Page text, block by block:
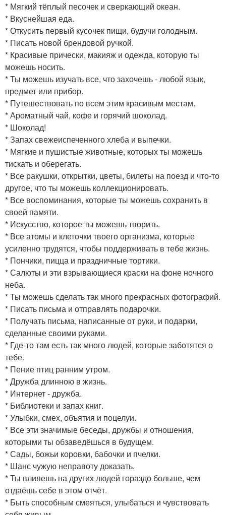
* Мягкий тёплый песочек и сверкающий океан.
* Вкуснейшая еда.
* Откусить первый кусочек пищи, будучи голодным.
* Писать новой брендовой ручкой.
* Красивые прически, макияж и одежда, которую ты
можешь носить.
* Ты можешь изучать все, что захочешь - любой язык,
предмет или прибор.
* Путешествовать по всем этим красивым местам.
* Ароматный чай, кофе и горячий шоколад.
* Шоколад!
* Запах свежеиспеченного хлеба и выпечки.
* Мягкие и пушистые животные, которых ты можешь
тискать и оберегать.
* Все ракушки, открытки, цветы, билеты на поезд и что-то
другое, что ты можешь коллекционировать.
* Все воспоминания, которые ты можешь сохранить в
своей памяти.
* Искусство, которое ты можешь творить.
* Все атомы и клеточки твоего организма, которые
усиленно трудятся, чтобы поддерживать в тебе жизнь.
* Пончики, пицца и праздничные тортики.
* Салюты и эти взрывающиеся краски на фоне ночного
неба.
* Ты можешь сделать так много прекрасных фотографий.
* Писать письма и отправлять подарочки.
* Получать письма, написанные от руки, и подарки,
сделанные своими руками.
* Где-то там есть так много людей, которые заботятся о
тебе.
* Пение птиц ранним утром.
* Дружба длинною в жизнь.
* Интернет - дружба.
* Библиотеки и запах книг.
* Улыбки, смех, объятия и поцелуи.
* Все эти значимые беседы, дружбы и отношения,
которыми ты обзаведёшься в будущем.
* Сады, божьи коровки, бабочки и пчелки.
* Шанс чужую неправоту доказать.
* Ты влияешь на других людей гораздо больше, чем
отдаёшь себе в этом отчёт.
* Быть способным смеяться, улыбаться и чувствовать